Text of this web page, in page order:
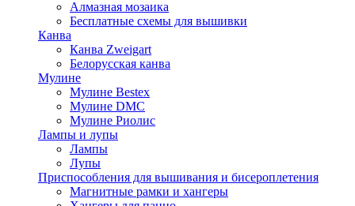
Алмазная мозаика
Бесплатные схемы для вышивки
Канва
Канва Zweigart
Белорусская канва
Мулине
Мулине Bestex
Мулине DMC
Мулине Риолис
Лампы и лупы
Лампы
Лупы
Приспособления для вышивания и бисероплетения
Магнитные рамки и хангеры